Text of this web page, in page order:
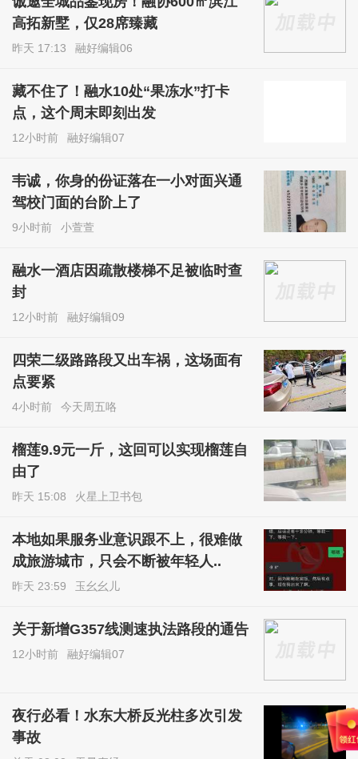
高拓新墅，仅28席臻藏
昨天 17:13 融好编辑06
藏不住了！融水10处“果冻水”打卡
点，这个周末即刻出发
12小时前 融好编辑07
韦诚，你身的份证落在一小对面兴通
驾校门面的台阶上了
9小时前 小萱萱
融水一酒店因疏散楼梯不足被临时查
封
12小时前 融好编辑09
四荣二级路路段又出车祸，这场面有
点要紧
4小时前 今天周五咯
榴莲9.9元一斤，这回可以实现榴莲自
由了
昨天 15:08 火星上卫书包
本地如果服务业意识跟不上，很难做
成旅游城市，只会不断被年轻人..
昨天 23:59 玉幺幺儿
关于新增G357线测速执法路段的通告
12小时前 融好编辑07
夜行必看！水东大桥反光柱多次引发
事故